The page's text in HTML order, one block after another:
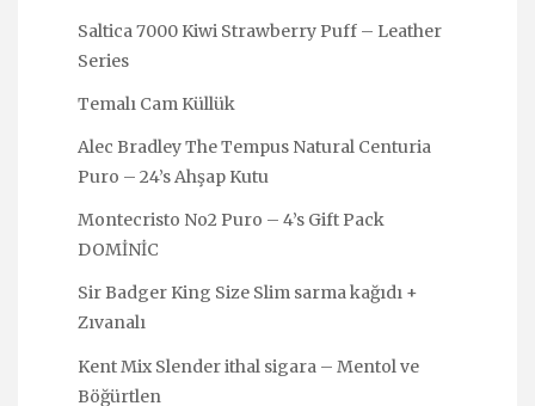
Saltica 7000 Kiwi Strawberry Puff – Leather
Series
Temalı Cam Küllük
Alec Bradley The Tempus Natural Centuria
Puro – 24’s Ahşap Kutu
Montecristo No2 Puro – 4’s Gift Pack
DOMİNİC
Sir Badger King Size Slim sarma kağıdı +
Zıvanalı
Kent Mix Slender ithal sigara – Mentol ve
Böğürtlen